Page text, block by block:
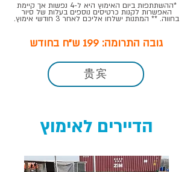
*ההשתתפות ביום האימוץ היא ל-4 נפשות אך קיימת
האפשרות לקנות כרטיסים נוספים בעלות של סיור
בחווה. ** המתנות ישלחו אליכם לאחר 3 חודשי אימוץ.
גובה התרומה: 199 ש"ח בחודש
贵宾
הדיירים לאימוץ